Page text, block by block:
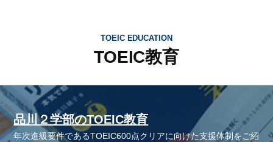
TOEIC EDUCATION
TOEIC教育
品川２学部のTOEIC教育
年次進級要件であるTOEIC600点クリアに向けた支援体制をご紹